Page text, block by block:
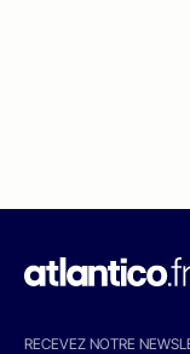
RECEVEZ NOTRE